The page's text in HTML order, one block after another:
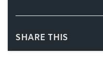
SHARE THIS